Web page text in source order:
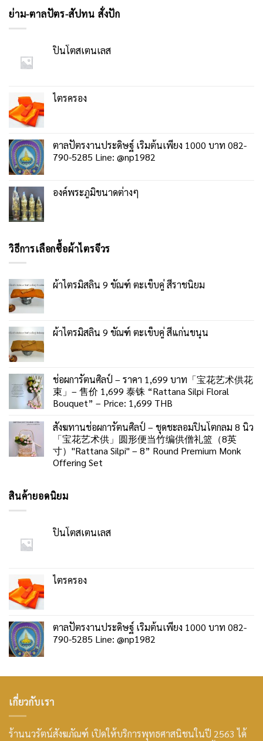
ย่าม-ตาลปัตร-สัปทน สั่งปัก
ปิ่นโตสเตนเลส
ไตรครอง
ตาลปัตรงานประดิษฐ์ เริ่มต้นเพียง 1000 บาท 082-
790-5285 Line: @np1982
องค์พระภูมิขนาดต่างๆ
วิธีการเลือกซื้อผ้าไตรจีวร
ผ้าไตรมิสลิน 9 ขัณฑ์ ตะเข็บคู่ สีราชนิยม
ผ้าไตรมิสลิน 9 ขัณฑ์ ตะเข็บคู่ สีแก่นขนุน
ช่อผการัตนศิลป์ – ราคา 1,699 บาท「宝花艺术供花
束」– 售价 1,699 泰铢 “Rattana Silpi Floral
Bouquet” – Price: 1,699 THB
สังฆทานช่อผการัตนศิลป์ – ชุดชะลอมปิ่นโตกลม 8 นิ้ว
「宝花艺术供」圆形便当竹编供僧礼篮（8英
寸）"Rattana Silpi" – 8” Round Premium Monk
Offering Set
สินค้ายอดนิยม
ปิ่นโตสเตนเลส
ไตรครอง
ตาลปัตรงานประดิษฐ์ เริ่มต้นเพียง 1000 บาท 082-
790-5285 Line: @np1982
เกี่ยวกับเรา
ร้านนวรัตน์สังฆภัณฑ์ เปิดให้บริการพุทธศาสนิชนในปี 2563 ได้